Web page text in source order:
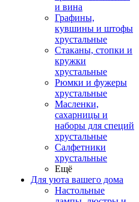
и вина
Графины,
кувшины и штофы
хрустальные
Стаканы, стопки и
кружки
хрустальные
Рюмки и фужеры
хрустальные
Масленки,
сахарницы и
наборы для специй
хрустальные
Салфетники
хрустальные
Ещё
Для уюта вашего дома
Настольные